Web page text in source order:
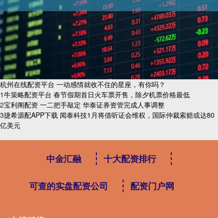
杭州在线配资平台 一动感情就收不住的星座，有你吗？
1​牛策略配资平台 春节假期首日火车票开售，除夕机票价格最低
2​宝利阁配资 一二把手敲定 华泰证券资管完成人事调整
3​捷希源配APP下载 闻泰科技1月将借听证会维权，国际仲裁索赔或达80
亿美元
中金汇融 十大配资排行
可查的实盘配资公司 配资门户网